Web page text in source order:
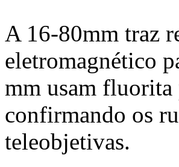
A 16-80mm traz
eletromagnético
mm usam fluorita
confirmando os
teleobjetivas.